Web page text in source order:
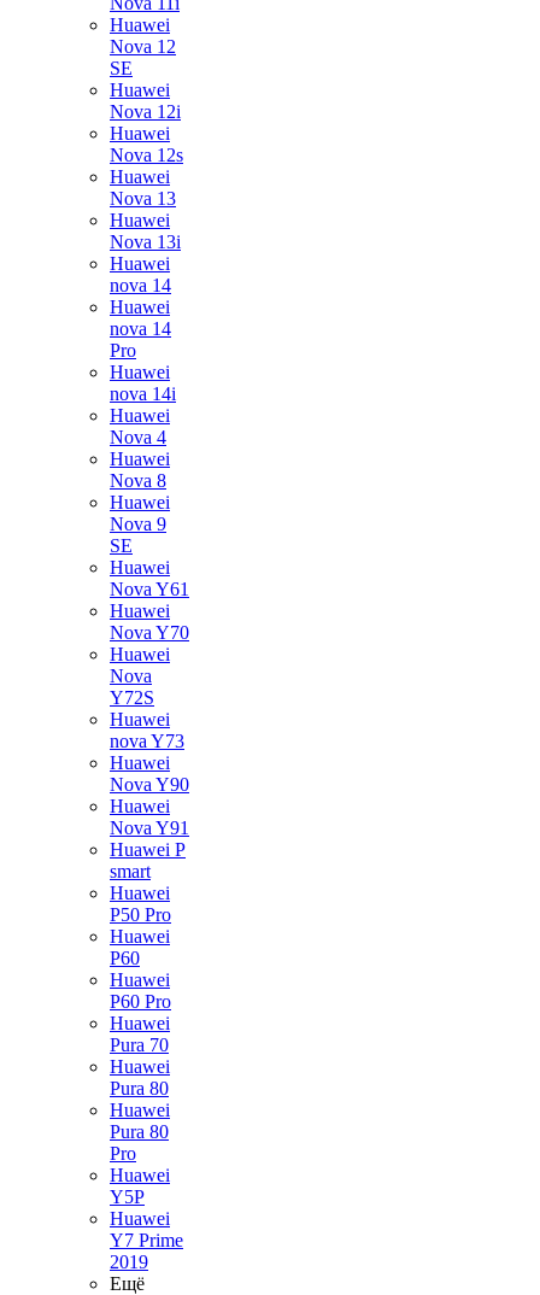
Huawei
Nova 12
SE
Huawei
Nova 12i
Huawei
Nova 12s
Huawei
Nova 13
Huawei
Nova 13i
Huawei
nova 14
Huawei
nova 14
Pro
Huawei
nova 14i
Huawei
Nova 4
Huawei
Nova 8
Huawei
Nova 9
SE
Huawei
Nova Y61
Huawei
Nova Y70
Huawei
Nova
Y72S
Huawei
nova Y73
Huawei
Nova Y90
Huawei
Nova Y91
Huawei P
smart
Huawei
P50 Pro
Huawei
P60
Huawei
P60 Pro
Huawei
Pura 70
Huawei
Pura 80
Huawei
Pura 80
Pro
Huawei
Y5P
Huawei
Y7 Prime
2019
Ещё